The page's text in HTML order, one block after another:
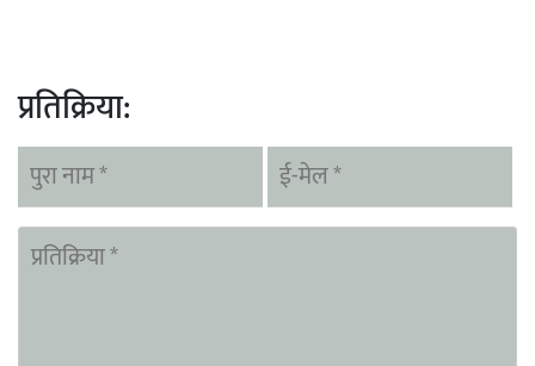
प्रतिक्रिया: